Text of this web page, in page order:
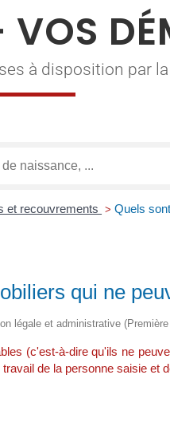
à disposition par
et recouvrements > Quels
qui ne
légale et administrative
(c'est-à-dire qu'ils ne
de la personne saisie et